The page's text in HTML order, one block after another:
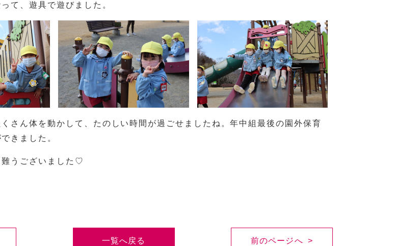
て、遊具で遊びました。
さん体を動かして、たのしい時間が過ごせましたね。年中組最後の園外保育
きました。
難うございました♡
一覧へ戻る 前のページへ >